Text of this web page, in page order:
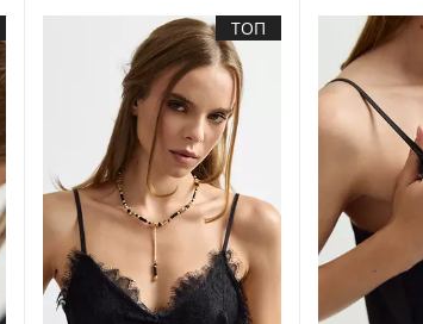
ТОП